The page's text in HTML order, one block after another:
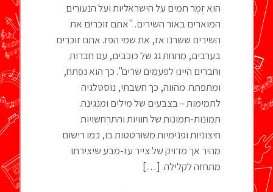
הוא זֶמֶר תמים על הישראליות ועל הנעורים
המוארים באור השירים. "אתם זוכרים את
השירים ששרנו אז, את שמי הפז. אתם זוכרים
בערבים, מתחת גג של כוכבים, עם חברות
וחברים היינו לפעמים שרים". כך הוא נפתח,
ומתפתח. מהווה, כך חשבתי, נוסטלגיה
לתמימות – בצבעים של מילים ומנגינה.
תמונות-תמונות של חוויות והתרחשויות
חיצוניות ופנימיות משורטטות בו, כמו רישום
מהיר אך מדויק של צייר עז-מבע שיצירתו
מתחזה לקלילה. […]